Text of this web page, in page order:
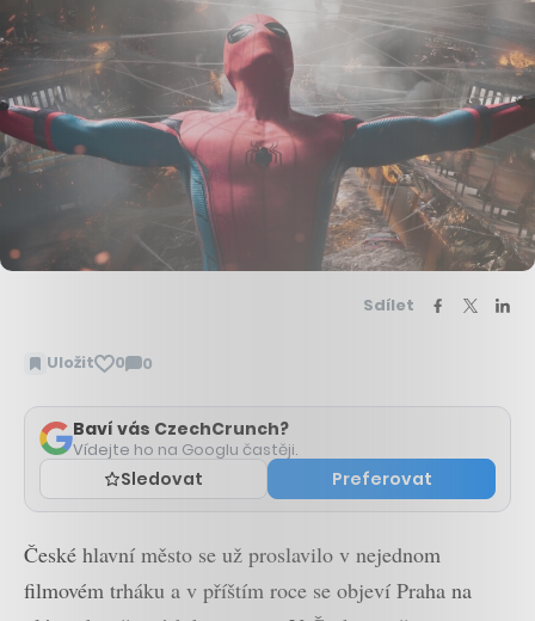
Sdílet
Uložit 0 0
Zobrazit
Baví vás CzechCrunch?
Vídejte ho na Googlu častěji.
Sledovat Preferovat
České hlavní město se už proslavilo v nejednom
filmovém trháku a v příštím roce se objeví Praha na